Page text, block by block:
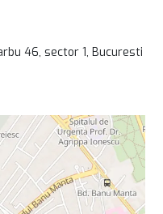
46, sector 1, Bucuresti